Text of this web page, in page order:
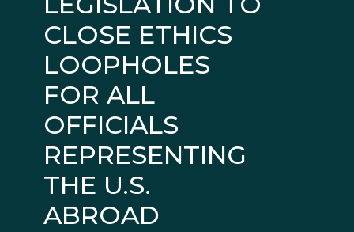
CLOSE ETHICS
LOOPHOLES
FOR ALL
OFFICIALS
REPRESENTING
THE U.S.
ABROAD